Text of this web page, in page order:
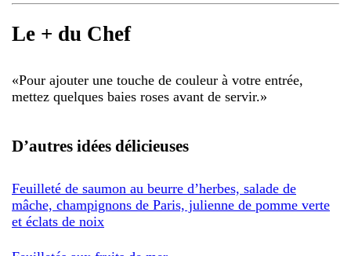
Le + du Chef
«Pour ajouter une touche de couleur à votre entrée,
mettez quelques baies roses avant de servir.»
D’autres idées délicieuses
Feuilleté de saumon au beurre d’herbes, salade de
mâche, champignons de Paris, julienne de pomme verte
et éclats de noix